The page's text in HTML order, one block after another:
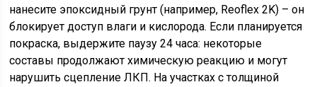
нанесите эпоксидный грунт (например, Reoflex 2K) – он
блокирует доступ влаги и кислорода. Если планируется
покраска, выдержите паузу 24 часа: некоторые
составы продолжают химическую реакцию и могут
нарушить сцепление ЛКП. На участках с толщиной